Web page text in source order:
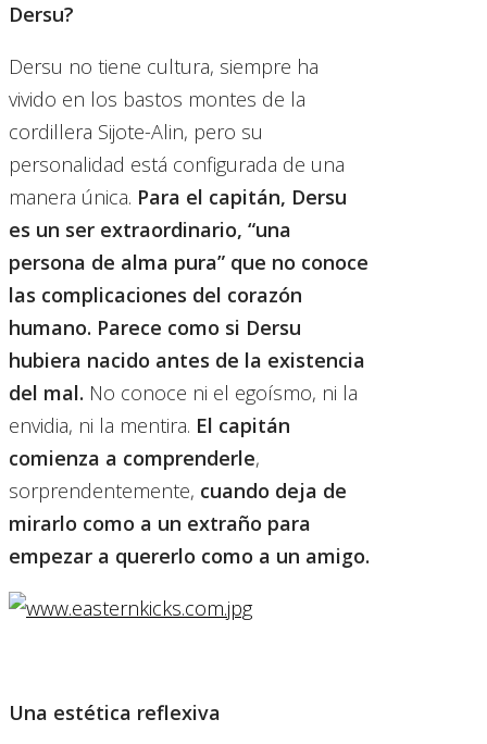
Dersu?
Dersu no tiene cultura, siempre ha
vivido en los bastos montes de la
cordillera Sijote-Alin, pero su
personalidad está configurada de una
manera única. Para el capitán, Dersu
es un ser extraordinario, “una
persona de alma pura” que no conoce
las complicaciones del corazón
humano. Parece como si Dersu
hubiera nacido antes de la existencia
del mal. No conoce ni el egoísmo, ni la
envidia, ni la mentira. El capitán
comienza a comprenderle,
sorprendentemente, cuando deja de
mirarlo como a un extraño para
empezar a quererlo como a un amigo.
Una estética reflexiva